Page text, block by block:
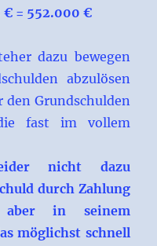
= 552.000 €
dazu bewegen
abzulösen
den Grundschulden
fast im vollem
nicht dazu
durch Zahlung
aber in seinem
möglichst schnell